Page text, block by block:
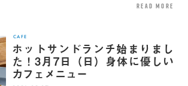
read more
CAFE
ホットサンドランチ始まりまし
た！3月7日（日）身体に優しい
カフェメニュー